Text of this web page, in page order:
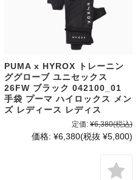
PUMA x HYROX トレーニン
ググローブ ユニセックス
26FW ブラック 042100_01
手袋 プーマ ハイロックス メン
ズ レディース レディス
定価: ¥6,380(税込)
価格: ¥6,380(税抜 ¥5,800)